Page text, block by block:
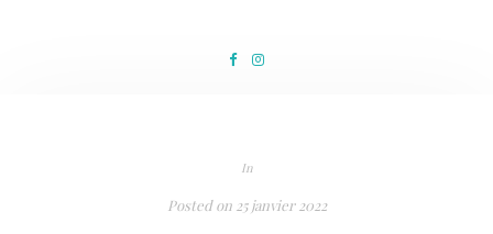
In
Posted on25 janvier 2022